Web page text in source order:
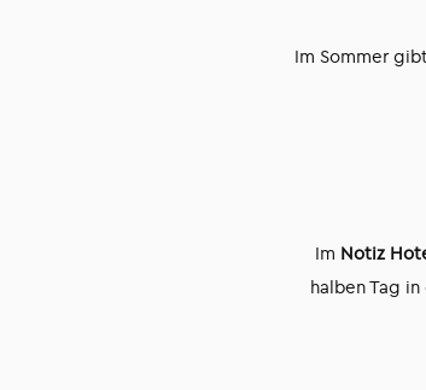
Im Sommer
Im Notiz
halben Tag